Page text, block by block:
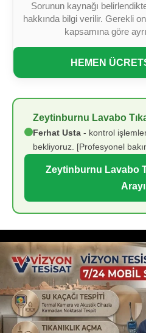
Sorunun kaynağı
hakkında bilgi verilir. Gerekli
kapsamına göre
HEMEN
Zeytinburnu Lavabo
Ferhat Usta - kontrol
bekliyoruz. [Profesyonel
Zeytinburnu Lavabo